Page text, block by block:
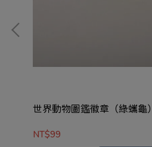
世界動物圖鑑徽章（綠蠵龜）
NT$99